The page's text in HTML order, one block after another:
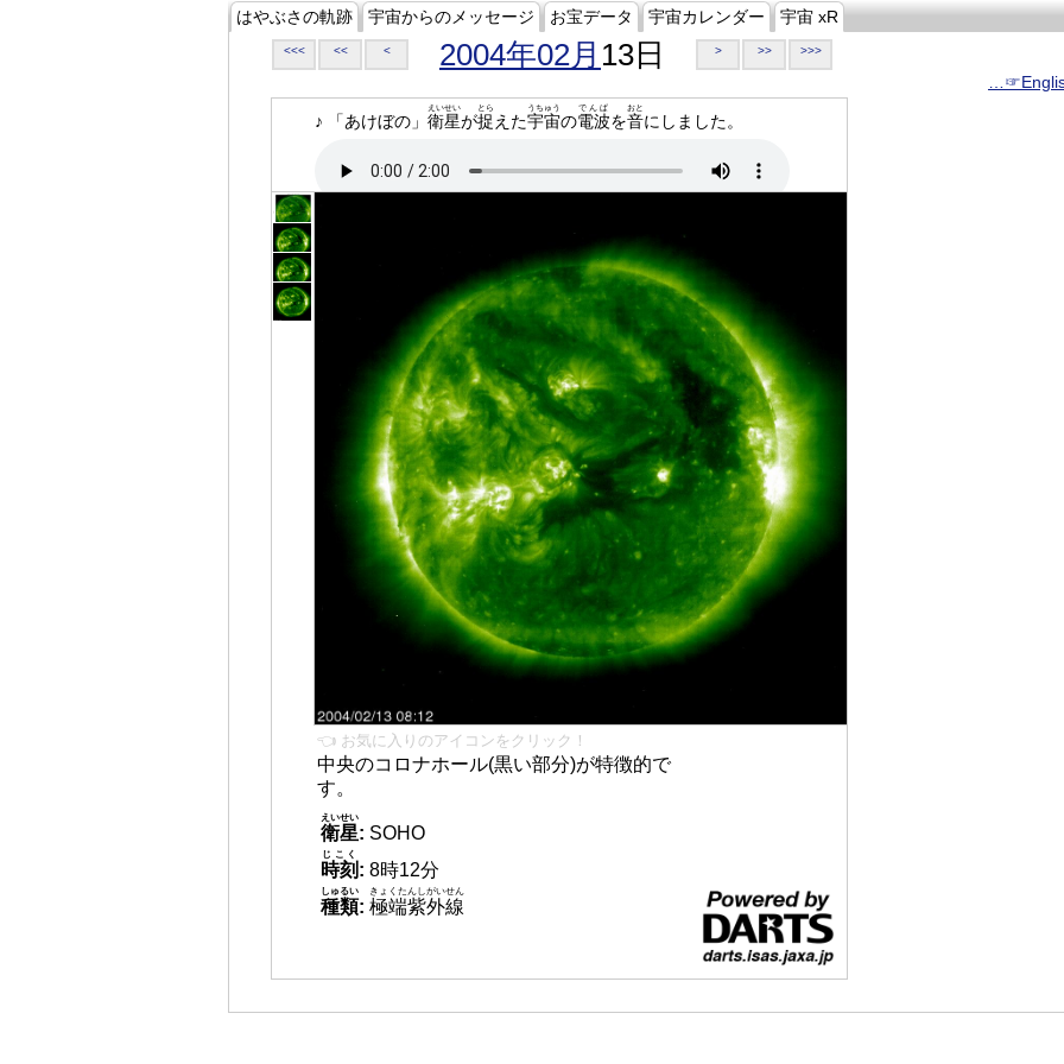
はやぶさの軌跡 宇宙からのメッセージ お宝データ 宇宙カレンダー 宇宙 xR
<<< << < 2004年02月 13日 > >> >>>
♪ 「あけぼの」 衛星
えいせい
が捉
とら
えた宇宙
うちゅう
の電波
でんぱ
を音
おと
にしました。
👈 お気に入りのアイコンをクリック！
中央のコロナホール(黒い部分)が特徴的で
す。
衛星
えいせい
: SOHO
時刻
じこく
: 8時12分
種類
しゅるい
: 極端紫外線
きょくたんしがいせん